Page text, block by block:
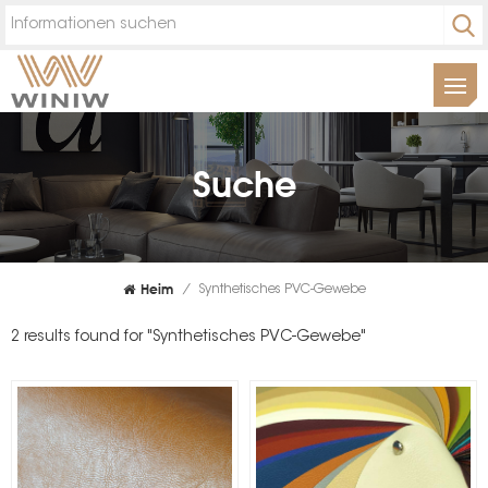
Suche
Heim / Synthetisches PVC-Gewebe
2 results found for "Synthetisches PVC-Gewebe"